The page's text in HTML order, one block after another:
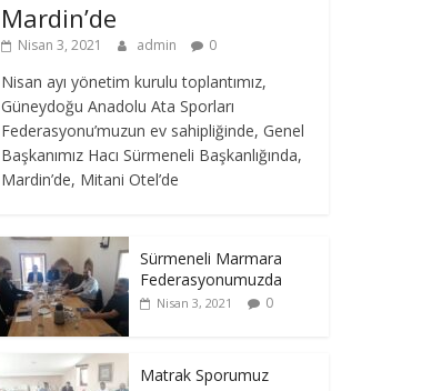
Mardin’de
Nisan 3, 2021 admin 0
Nisan ayı yönetim kurulu toplantımız,
Güneydoğu Anadolu Ata Sporları
Federasyonu’muzun ev sahipliğinde, Genel
Başkanımız Hacı Sürmeneli Başkanlığında,
Mardin’de, Mitani Otel’de
Sürmeneli Marmara
Federasyonumuzda
Nisan 3, 2021 0
Matrak Sporumuz